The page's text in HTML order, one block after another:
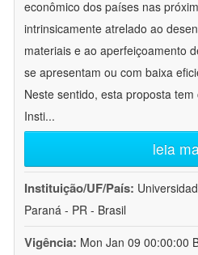
econômico dos países nas
intrinsicamente atrelado ao
materiais e ao aperfeiçoamento
se apresentam ou com baixa
Neste sentido, esta proposta
Insti...
leia
Instituição/UF/País:
Paraná - PR - Brasil
Vigência: Mon Jan 09 00:00:00